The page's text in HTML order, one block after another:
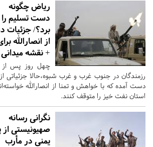
ریاض چگونه
دست تسلیم را
برد؟/
از انصارالله
+ نقشه
چهل روز پس از
رزمندگان در جنوب غرب و غرب شبوه،حالا جزئیاتی
دست آمده که با خواهش و تمنا از انصارالله
استان نفت خیز را متوقف کنند.
نگرانی رسانه
صهیونیستی از
یمنی در مأرب